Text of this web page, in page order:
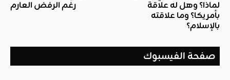
رغم الرفض العارم لماذا؟ وهل له علاقة
بأمريكا؟ وما علاقته
بالإسلام؟
صفحة الفيسبوك